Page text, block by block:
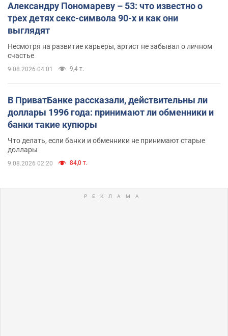
Александру Пономареву – 53: что известно о
трех детях секс-символа 90-х и как они
выглядят
Несмотря на развитие карьеры, артист не забывал о личном
счастье
9.08.2026 04:01 9,4 т.
В ПриватБанке рассказали, действительны ли
доллары 1996 года: принимают ли обменники и
банки такие купюры
Что делать, если банки и обменники не принимают старые
доллары
9.08.2026 02:20 84,0 т.